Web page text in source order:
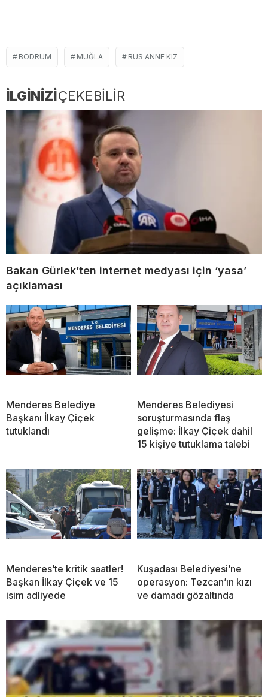
BODRUM MUĞLA RUS ANNE KIZ
İLGİNİZİÇEKEBİLİR
Bakan Gürlek’ten internet medyası için ‘yasa’
açıklaması
Menderes Belediye
Başkanı İlkay Çiçek
tutuklandı
Menderes Belediyesi
soruşturmasında flaş
gelişme: İlkay Çiçek dahil
15 kişiye tutuklama talebi
Menderes’te kritik saatler!
Başkan İlkay Çiçek ve 15
isim adliyede
Kuşadası Belediyesi’ne
operasyon: Tezcan’ın kızı
ve damadı gözaltında